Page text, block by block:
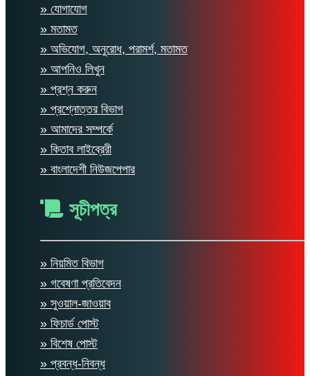
» যোগাযোগ
» মতামত
» অভিযোগ, অনুরোধ, পরামর্শ, মতামত
» আপনিও লিখুন
» প্রশ্ন করুন
» প্রশ্নোত্তর বিভাগ
» আমাদের সম্পর্কে
» কিতাব লাইব্রেরী
» বাংলাদেশী নিউজপেপার
সূচীপত্র
» নিয়মিত বিভাগ
» গবেষণা প্রতিবেদন
» সুওয়াল-জাওয়াব
» ফিচার্ড পোস্ট
» বিশেষ পোস্ট
» প্রবন্ধ-নিবন্ধ